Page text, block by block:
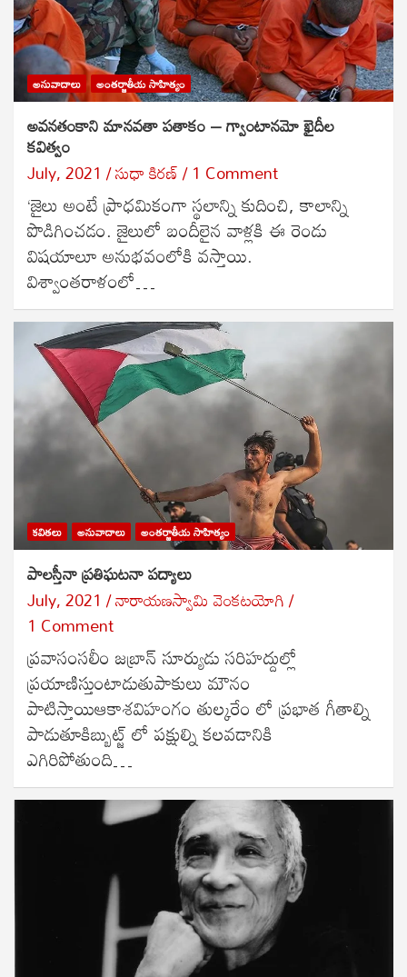
అనువాదాలు అంతర్జాతీయ సాహిత్యం
అవనతంకాని మానవతా పతాకం – గ్వాంటానమో ఖైదీల
కవిత్వం
July, 2021 సుధా కిరణ్ 1 Comment
‘జైలు అంటే ప్రాధమికంగా స్థలాన్ని కుదించి, కాలాన్ని
పొడిగించడం. జైలులో బందీలైన వాళ్లకి ఈ రెండు
విషయాలూ అనుభవంలోకి వస్తాయి.
విశ్వాంతరాళంలో…
కవితలు అనువాదాలు అంతర్జాతీయ సాహిత్యం
పాలస్తీనా ప్రతిఘటనా పద్యాలు
July, 2021 నారాయణస్వామి వెంకటయోగి
1 Comment
ప్రవాసంసలీం జబ్రాన్ సూర్యుడు సరిహద్దుల్లో
ప్రయాణిస్తుంటాడుతుపాకులు మౌనం
పాటిస్తాయిఆకాశవిహంగం తుల్కరేం లో ప్రభాత గీతాల్ని
పాడుతూకిబ్బుట్జ్ లో పక్షుల్ని కలవడానికి
ఎగిరిపోతుంది…